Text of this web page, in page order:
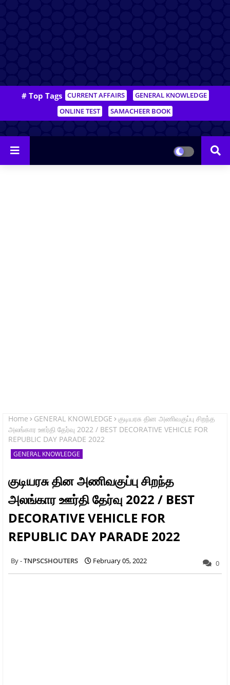
# Top Tags CURRENT AFFAIRS
GENERAL KNOWLEDGE
ONLINE TEST
SAMACHEER BOOK
Home GENERAL KNOWLEDGE
குடியரசு தின அணிவகுப்பு சிறந்த
அலங்கார ஊர்தி தேர்வு 2022 / BEST DECORATIVE VEHICLE FOR
REPUBLIC DAY PARADE 2022
GENERAL KNOWLEDGE
குடியரசு தின அணிவகுப்பு சிறந்த
அலங்கார ஊர்தி தேர்வு 2022 / BEST
DECORATIVE VEHICLE FOR
REPUBLIC DAY PARADE 2022
TNPSCSHOUTERS February 05, 2022 0